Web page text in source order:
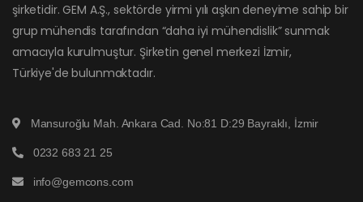
şirketidir. GEM A.Ş., sektörde yirmi yılı aşkın deneyime sahip bir
grup mühendis tarafından “daha iyi mühendislik” sunmak
amacıyla kurulmuştur. Şirketin genel merkezi İzmir,
Türkiye'de bulunmaktadır.
Mansuroğlu Mah. Ankara Cad. No:81 D:29 Bayraklı, İzmir
0232 683 21 25
info@gemcons.com